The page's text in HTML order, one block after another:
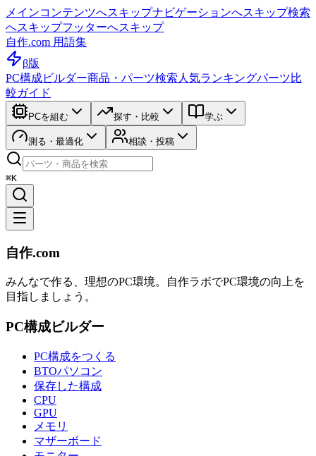
メインコンテンツへスキップナビゲーションへスキップ検索
へスキップフッターへスキップ
自作.com 用語集
β版
PC構成ビルダー商品・パーツ検索 人気ランキングパーツ比
較ガイド
PCを組む 探す・比較 学ぶ
測る・最適化 相談・投稿
⌘K
自作.com
みんなで作る、理想のPC環境。 自作ラボでPC環境の向上を
目指しましょう。
PC構成ビルダー
PC構成をつくる
BTOパソコン
保存した構成
CPU
GPU
メモリ
マザーボード